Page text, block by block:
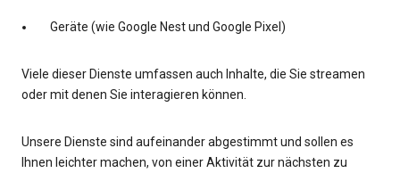
Geräte (wie Google Nest und Google Pixel)
Viele dieser Dienste umfassen auch Inhalte, die Sie streamen
oder mit denen Sie interagieren können.
Unsere Dienste sind aufeinander abgestimmt und sollen es
Ihnen leichter machen, von einer Aktivität zur nächsten zu